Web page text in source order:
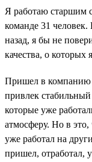
Я работаю старшим
команде 31
назад, я бы не
качества, о которых
Пришел в компанию
привлек
которые уже
атмосферу. Но в это,
уже работал на
пришел, отработал,